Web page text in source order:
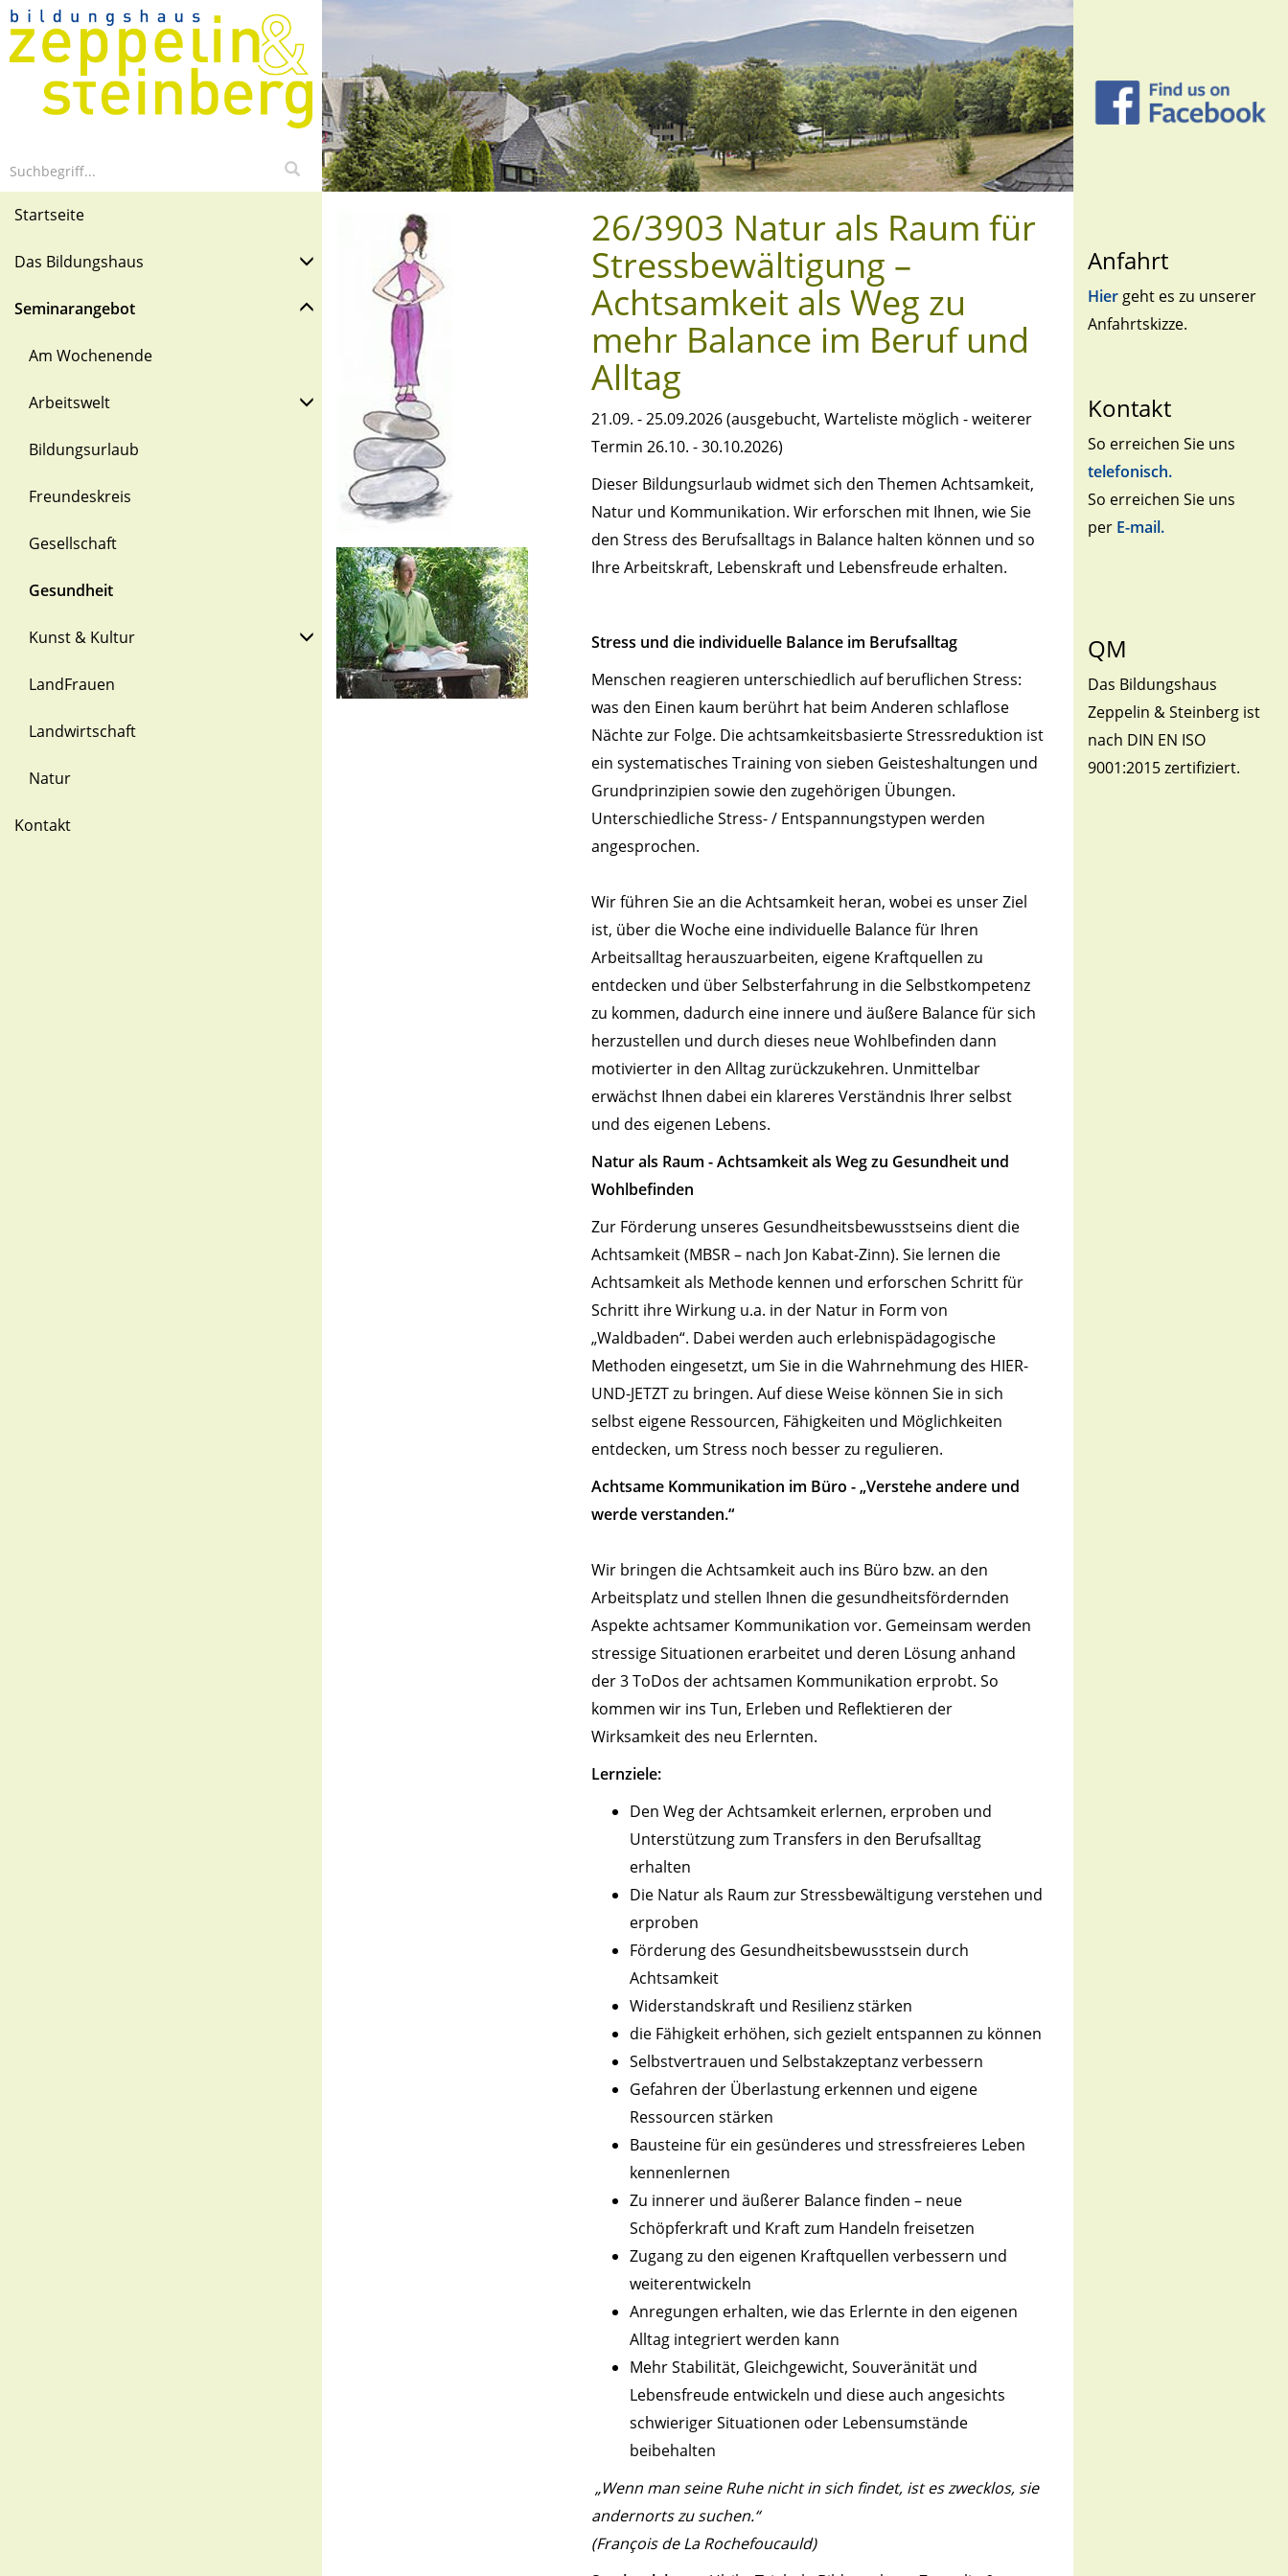
Startseite
Das Bildungshaus
Seminarangebot
Am Wochenende
Arbeitswelt
Bildungsurlaub
Freundeskreis
Gesellschaft
Gesundheit
Kunst & Kultur
LandFrauen
Landwirtschaft
Natur
Kontakt
26/3903 Natur als Raum für
Stressbewältigung –
Achtsamkeit als Weg zu
mehr Balance im Beruf und
Alltag
21.09. - 25.09.2026 (ausgebucht, Warteliste möglich - weiterer
Termin 26.10. - 30.10.2026)
Dieser Bildungsurlaub widmet sich den Themen Achtsamkeit,
Natur und Kommunikation. Wir erforschen mit Ihnen, wie Sie
den Stress des Berufsalltags in Balance halten können und so
Ihre Arbeitskraft, Lebenskraft und Lebensfreude erhalten.
Stress und die individuelle Balance im Berufsalltag
Menschen reagieren unterschiedlich auf beruflichen Stress:
was den Einen kaum berührt hat beim Anderen schlaflose
Nächte zur Folge. Die achtsamkeitsbasierte Stressreduktion ist
ein systematisches Training von sieben Geisteshaltungen und
Grundprinzipien sowie den zugehörigen Übungen.
Unterschiedliche Stress- / Entspannungstypen werden
angesprochen.
Wir führen Sie an die Achtsamkeit heran, wobei es unser Ziel
ist, über die Woche eine individuelle Balance für Ihren
Arbeitsalltag herauszuarbeiten, eigene Kraftquellen zu
entdecken und über Selbsterfahrung in die Selbstkompetenz
zu kommen, dadurch eine innere und äußere Balance für sich
herzustellen und durch dieses neue Wohlbefinden dann
motivierter in den Alltag zurückzukehren. Unmittelbar
erwächst Ihnen dabei ein klareres Verständnis Ihrer selbst
und des eigenen Lebens.
Natur als Raum - Achtsamkeit als Weg zu Gesundheit und
Wohlbefinden
Zur Förderung unseres Gesundheitsbewusstseins dient die
Achtsamkeit (MBSR – nach Jon Kabat-Zinn). Sie lernen die
Achtsamkeit als Methode kennen und erforschen Schritt für
Schritt ihre Wirkung u.a. in der Natur in Form von
„Waldbaden“. Dabei werden auch erlebnispädagogische
Methoden eingesetzt, um Sie in die Wahrnehmung des HIER-
UND-JETZT zu bringen. Auf diese Weise können Sie in sich
selbst eigene Ressourcen, Fähigkeiten und Möglichkeiten
entdecken, um Stress noch besser zu regulieren.
Achtsame Kommunikation im Büro - „Verstehe andere und
werde verstanden.“
Wir bringen die Achtsamkeit auch ins Büro bzw. an den
Arbeitsplatz und stellen Ihnen die gesundheitsfördernden
Aspekte achtsamer Kommunikation vor. Gemeinsam werden
stressige Situationen erarbeitet und deren Lösung anhand
der 3 ToDos der achtsamen Kommunikation erprobt. So
kommen wir ins Tun, Erleben und Reflektieren der
Wirksamkeit des neu Erlernten.
Lernziele:
Den Weg der Achtsamkeit erlernen, erproben und
Unterstützung zum Transfers in den Berufsalltag
erhalten
Die Natur als Raum zur Stressbewältigung verstehen und
erproben
Förderung des Gesundheitsbewusstsein durch
Achtsamkeit
Widerstandskraft und Resilienz stärken
die Fähigkeit erhöhen, sich gezielt entspannen zu können
Selbstvertrauen und Selbstakzeptanz verbessern
Gefahren der Überlastung erkennen und eigene
Ressourcen stärken
Bausteine für ein gesünderes und stressfreieres Leben
kennenlernen
Zu innerer und äußerer Balance finden – neue
Schöpferkraft und Kraft zum Handeln freisetzen
Zugang zu den eigenen Kraftquellen verbessern und
weiterentwickeln
Anregungen erhalten, wie das Erlernte in den eigenen
Alltag integriert werden kann
Mehr Stabilität, Gleichgewicht, Souveränität und
Lebensfreude entwickeln und diese auch angesichts
schwieriger Situationen oder Lebensumstände
beibehalten
„Wenn man seine Ruhe nicht in sich findet, ist es zwecklos, sie
andernorts zu suchen.“
(François de La Rochefoucauld)
Anfahrt
Hier geht es zu unserer
Anfahrtskizze.
Kontakt
So erreichen Sie uns
telefonisch.
So erreichen Sie uns
per E-mail.
QM
Das Bildungshaus
Zeppelin & Steinberg ist
nach DIN EN ISO
9001:2015 zertifiziert.